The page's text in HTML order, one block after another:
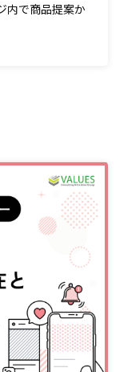
内で商品提案か